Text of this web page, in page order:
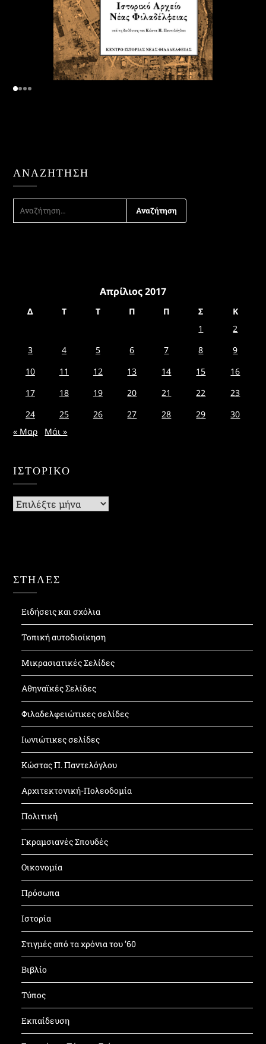
ΑΝΑΖΉΤΗΣΗ
ΑΝΑΖΉΤΗΣΗ
Απρίλιος 2017
Δ Τ Τ Π Π Σ
Κ
1
2
3
4 5 6 7 8
9
10
11 12 13 14 15
16
17
18 19 20 21 22
23
24
25 26 27 28 29
30
« Μαρ
Μάι »
ΙΣΤΟΡΙΚΌ
Ιστορικό
ΣΤΗΛΕΣ
Ειδήσεις και σχόλια
Τοπική αυτοδιοίκηση
Μικρασιατικές Σελίδες
Αθηναϊκές Σελίδες
Φιλαδελφειώτικες σελίδες
Ιωνιώτικες σελίδες
Κώστας Π. Παντελόγλου
Αρχιτεκτονική-Πολεοδομία
Πολιτική
Γκραμσιανές Σπουδές
Οικονομία
Πρόσωπα
Ιστορία
Στιγμές από τα χρόνια του ’60
Βιβλίο
Τύπος
Εκπαίδευση